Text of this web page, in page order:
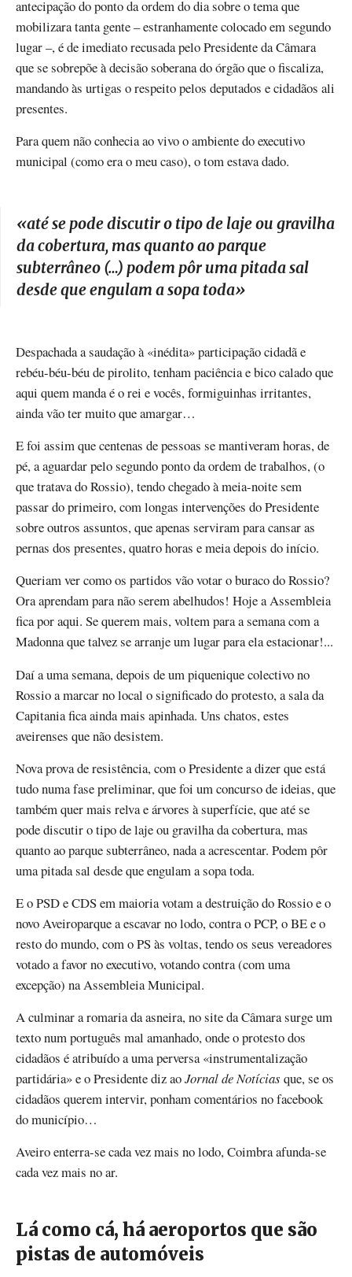
antecipação do ponto da ordem do dia sobre o tema que
mobilizara tanta gente – estranhamente colocado em segundo
lugar –, é de imediato recusada pelo Presidente da Câmara
que se sobrepõe à decisão soberana do órgão que o fiscaliza,
mandando às urtigas o respeito pelos deputados e cidadãos ali
presentes.
Para quem não conhecia ao vivo o ambiente do executivo
municipal (como era o meu caso), o tom estava dado.
«até se pode discutir o tipo de laje ou gravilha
da cobertura, mas quanto ao parque
subterrâneo (…) podem pôr uma pitada sal
desde que engulam a sopa toda»
Despachada a saudação à «inédita» participação cidadã e
rebéu-béu-béu de pirolito, tenham paciência e bico calado que
aqui quem manda é o rei e vocês, formiguinhas irritantes,
ainda vão ter muito que amargar…
E foi assim que centenas de pessoas se mantiveram horas, de
pé, a aguardar pelo segundo ponto da ordem de trabalhos, (o
que tratava do Rossio), tendo chegado à meia-noite sem
passar do primeiro, com longas intervenções do Presidente
sobre outros assuntos, que apenas serviram para cansar as
pernas dos presentes, quatro horas e meia depois do início.
Queriam ver como os partidos vão votar o buraco do Rossio?
Ora aprendam para não serem abelhudos! Hoje a Assembleia
fica por aqui. Se querem mais, voltem para a semana com a
Madonna que talvez se arranje um lugar para ela estacionar!...
Daí a uma semana, depois de um piquenique colectivo no
Rossio a marcar no local o significado do protesto, a sala da
Capitania fica ainda mais apinhada. Uns chatos, estes
aveirenses que não desistem.
Nova prova de resistência, com o Presidente a dizer que está
tudo numa fase preliminar, que foi um concurso de ideias, que
também quer mais relva e árvores à superfície, que até se
pode discutir o tipo de laje ou gravilha da cobertura, mas
quanto ao parque subterrâneo, nada a acrescentar. Podem pôr
uma pitada sal desde que engulam a sopa toda.
E o PSD e CDS em maioria votam a destruição do Rossio e o
novo Aveiroparque a escavar no lodo, contra o PCP, o BE e o
resto do mundo, com o PS às voltas, tendo os seus vereadores
votado a favor no executivo, votando contra (com uma
excepção) na Assembleia Municipal.
A culminar a romaria da asneira, no site da Câmara surge um
texto num português mal amanhado, onde o protesto dos
cidadãos é atribuído a uma perversa «instrumentalização
partidária» e o Presidente diz aoJornal de Notícias que, se os
cidadãos querem intervir, ponham comentários no facebook
do município…
Aveiro enterra-se cada vez mais no lodo, Coimbra afunda-se
cada vez mais no ar.
Lá como cá, há aeroportos que são
pistas de automóveis